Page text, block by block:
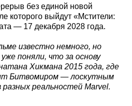
без единой новой
которого выйдут «Мстители:
— 17 декабря 2028 года.
известно немного, но
поняли, что за основу
Хикмана 2015 года, где
Битвомиром — лоскутным
разных реальностей Marvel.